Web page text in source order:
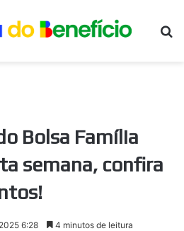
Bolsa Família
semana, confira
6:28 4 minutos de leitura